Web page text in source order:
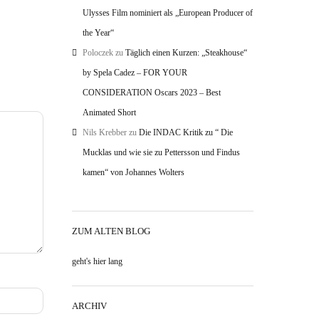
Ulysses Film nominiert als „European Producer of
the Year“
Poloczek zu Täglich einen Kurzen: „Steakhouse“
by Spela Cadez – FOR YOUR
CONSIDERATION Oscars 2023 – Best
Animated Short
Nils Krebber zu Die INDAC Kritik zu “ Die
Mucklas und wie sie zu Pettersson und Findus
kamen“ von Johannes Wolters
ZUM ALTEN BLOG
geht's hier lang
ARCHIV